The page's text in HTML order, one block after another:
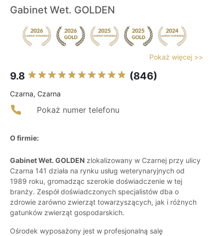
Gabinet Wet. GOLDEN
Pokaż więcej >>
9.8 (846)
Czarna, Czarna
Pokaż numer telefonu
O firmie:
Gabinet Wet. GOLDEN zlokalizowany w Czarnej przy ulicy
Czarna 141 działa na rynku usług weterynaryjnych od
1989 roku, gromadząc szerokie doświadczenie w tej
branży. Zespół doświadczonych specjalistów dba o
zdrowie zarówno zwierząt towarzyszących, jak i różnych
gatunków zwierząt gospodarskich.
Ośrodek wyposażony jest w profesjonalną salę